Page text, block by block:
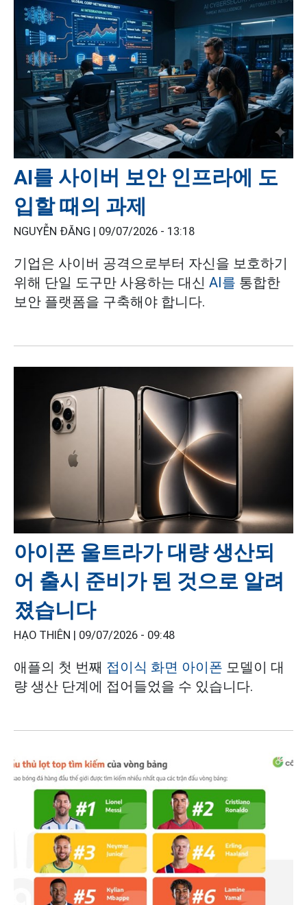
AI를 사이버 보안 인프라에 도
입할 때의 과제
NGUYỄN ĐĂNG | 09/07/2026 - 13:18
기업은 사이버 공격으로부터 자신을 보호하기
위해 단일 도구만 사용하는 대신 AI를 통합한
보안 플랫폼을 구축해야 합니다.
아이폰 울트라가 대량 생산되
어 출시 준비가 된 것으로 알려
졌습니다
HẠO THIÊN | 09/07/2026 - 09:48
애플의 첫 번째 접이식 화면 아이폰 모델이 대
량 생산 단계에 접어들었을 수 있습니다.